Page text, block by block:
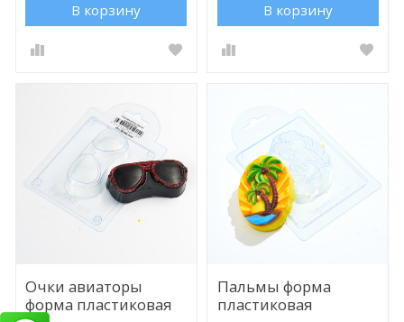
В корзину В корзину
Очки авиаторы
форма пластиковая
Пальмы форма
пластиковая